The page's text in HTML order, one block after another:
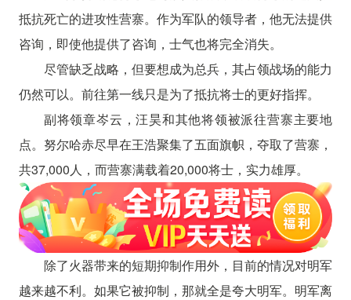
抵抗死亡的进攻性营寨。作为军队的领导者，他无法提供
咨询，即使他提供了咨询，士气也将完全消失。
尽管缺乏战略，但要想成为总兵，其占领战场的能力
仍然可以。前往第一线只是为了抵抗将士的更好指挥。
副将领章岑云，汪昊和其他将领被派往营寨主要地
点。努尔哈赤尽早在王浩聚集了五面旗帜，夺取了营寨，
共37,000人，而营寨满载着20,000将士，实力雄厚。
除了火器带来的短期抑制作用外，目前的情况对明军
越来越不利。如果它被抑制，那就全是夸大明军。明军离